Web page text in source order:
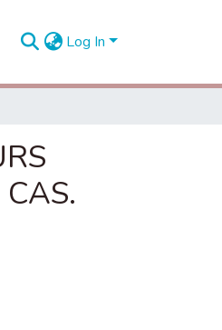
Log In